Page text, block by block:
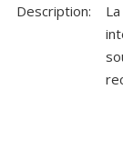
Description: